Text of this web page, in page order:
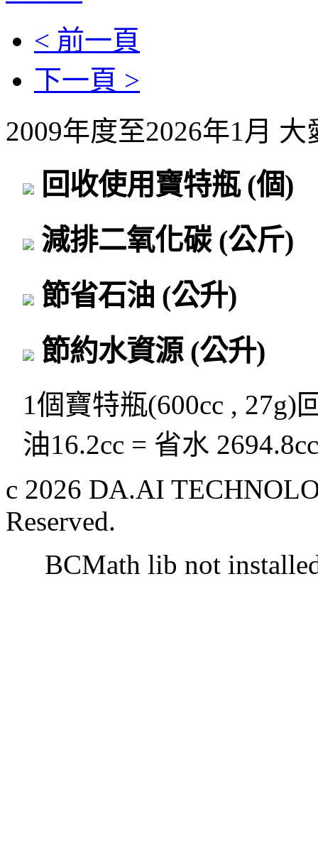
< 前一頁
下一頁 >
2009年度至2026年1月
回收使用寶特瓶 (個)
減排二氧化碳 (公斤)
節省石油 (公升)
節約水資源 (公升)
1個寶特瓶(600cc , 27g)
油16.2cc = 省水
c 2026 DA.AI
Reserved.
BCMath lib not